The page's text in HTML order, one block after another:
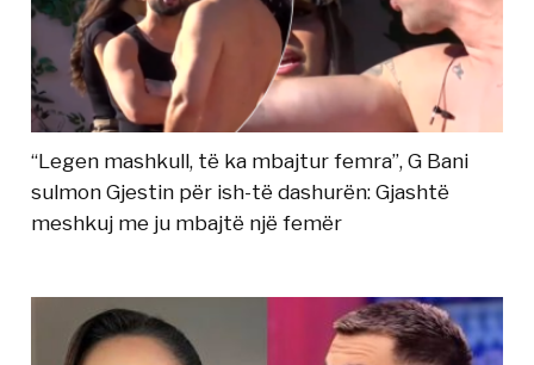
“Legen mashkull, të ka mbajtur femra”, G Bani
sulmon Gjestin për ish-të dashurën: Gjashtë
meshkuj me ju mbajtë një femër